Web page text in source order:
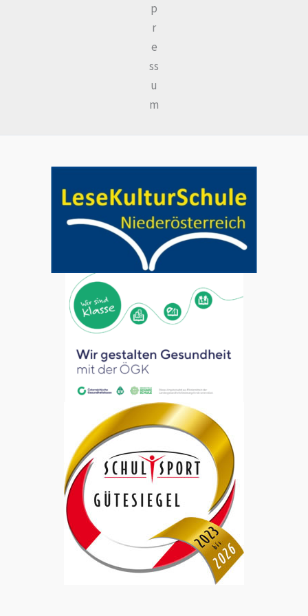
p
r
e
ss
u
m